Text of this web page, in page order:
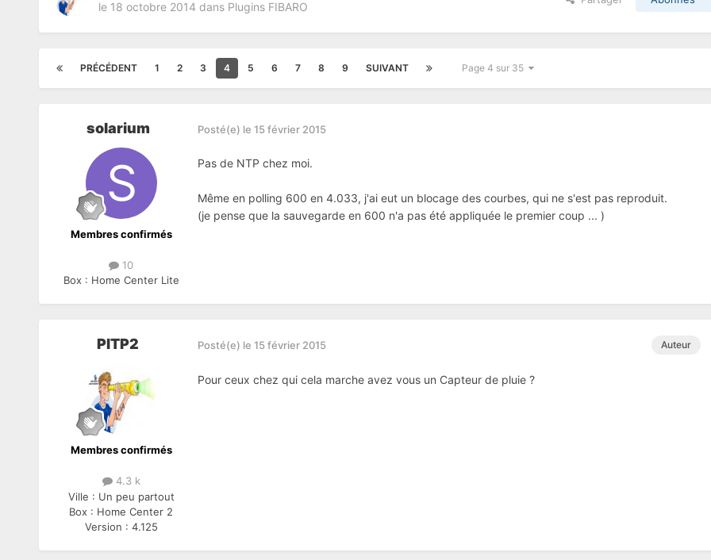
le 18 octobre 2014 dans Plugins FIBARO
PRÉCÉDENT 1 2 3 4 5 6 7 8 9 SUIVANT Page 4 sur 35
solarium
Membres confirmés
10
Box : Home Center Lite
Posté(e) le 15 février 2015
Pas de NTP chez moi.
Même en polling 600 en 4.033, j'ai eut un blocage des courbes, qui ne s'est pas reproduit.
(je pense que la sauvegarde en 600 n'a pas été appliquée le premier coup ... )
PITP2
Membres confirmés
4.3 k
Ville : Un peu partout
Box : Home Center 2
Version : 4.125
Auteur
Posté(e) le 15 février 2015
Pour ceux chez qui cela marche avez vous un Capteur de pluie ?